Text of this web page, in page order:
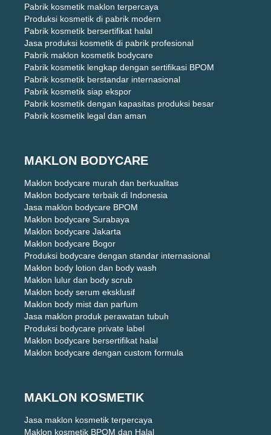
Pabrik kosmetik maklon terpercaya
Produksi kosmetik di pabrik modern
Pabrik kosmetik bersertifikat halal
Jasa produksi kosmetik di pabrik profesional
Pabrik maklon kosmetik bodycare
Pabrik kosmetik lengkap dengan sertifikasi BPOM
Pabrik kosmetik berstandar internasional
Pabrik kosmetik siap ekspor
Pabrik kosmetik dengan kapasitas produksi besar
Pabrik kosmetik legal dan aman
MAKLON BODYCARE
Maklon bodycare murah dan berkualitas
Maklon bodycare terbaik di Indonesia
Jasa maklon bodycare BPOM
Maklon bodycare Surabaya
Maklon bodycare Jakarta
Maklon bodycare Bogor
Produksi bodycare dengan standar internasional
Maklon body lotion dan body wash
Maklon lulur dan body scrub
Maklon body serum eksklusif
Maklon body mist dan parfum
Jasa maklon produk perawatan tubuh
Produksi bodycare private label
Maklon bodycare bersertifikat halal
Maklon bodycare dengan custom formula
MAKLON KOSMETIK
Jasa maklon kosmetik terpercaya
Maklon kosmetik BPOM dan Halal